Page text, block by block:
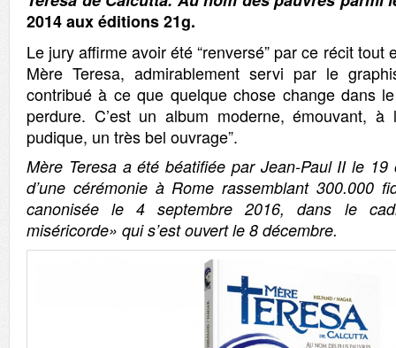
2014 aux éditions 21g.
Le jury affirme avoir été “renversé” par ce récit tout
Mère Teresa, admirablement servi par le
contribué à ce que quelque chose change dans
perdure. C’est un album moderne, émouvant, à
pudique, un très bel ouvrage”.
Mère Teresa a été béatifiée par Jean-Paul II le
d’une cérémonie à Rome rassemblant 300.000
canonisée le 4 septembre 2016, dans le
miséricorde» qui s’est ouvert le 8 décembre.